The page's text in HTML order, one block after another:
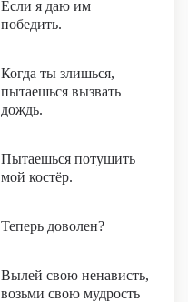
Если я даю им
победить.
Когда ты злишься,
пытаешься вызвать
дождь.
Пытаешься потушить
мой костёр.
Теперь доволен?
Вылей свою ненависть,
возьми свою мудрость